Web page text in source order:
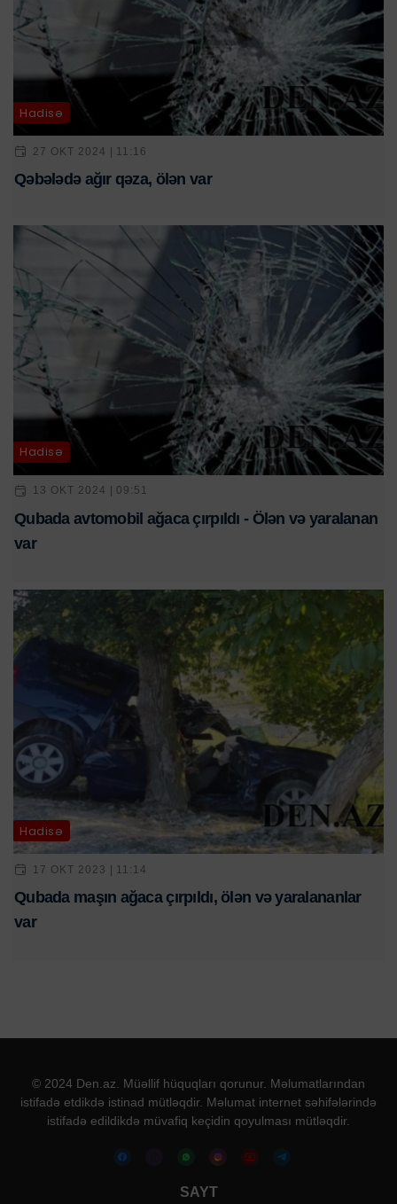
Hadisə
27 OKT 2024 | 11:16
Qəbələdə ağır qəza, ölən var
Hadisə
13 OKT 2024 | 09:51
Qubada avtomobil ağaca çırpıldı - Ölən və yaralanan
var
Hadisə
17 OKT 2023 | 11:14
Qubada maşın ağaca çırpıldı, ölən və yaralananlar
var
© 2024 Den.az. Müəllif hüquqları qorunur. Məlumatlarından
istifadə etdikdə istinad mütləqdir. Məlumat internet səhifələrində
istifadə edildikdə müvafiq keçidin qoyulması mütləqdir.
SAYT